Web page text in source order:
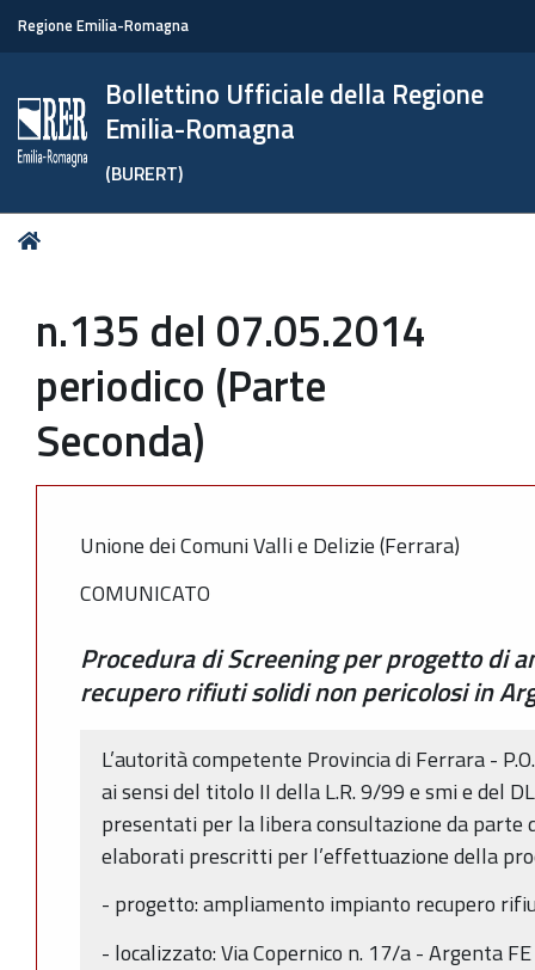
Regione Emilia-Romagna
Bollettino Ufficiale della Regione
Emilia-Romagna
(BURERT)
Tu
n.135 del 07.05.2014
periodico (Parte
Seconda)
Unione dei Comuni Valli e Delizie (Ferrara)
COMUNICATO
Procedura di Screening per progetto di
recupero rifiuti solidi non pericolosi in
L’autorità competente Provincia di Ferrara -
ai sensi del titolo II della L.R. 9/99 e smi e del
presentati per la libera consultazione da parte
elaborati prescritti per l’effettuazione della
- progetto: ampliamento impianto recupero
- localizzato: Via Copernico n. 17/a - Argenta FE